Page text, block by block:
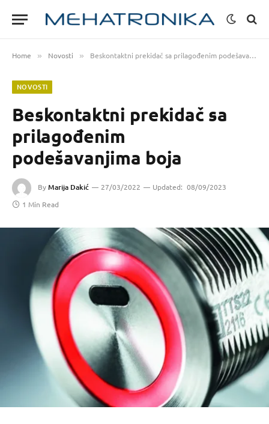
Home » Novosti » Beskontaktni prekidač sa prilagođenim podešavanjima boja
NOVOSTI
Beskontaktni prekidač sa
prilagođenim
podešavanjima boja
ByMarija Dakić 27/03/2022 Updated: 08/09/2023
1 Min Read